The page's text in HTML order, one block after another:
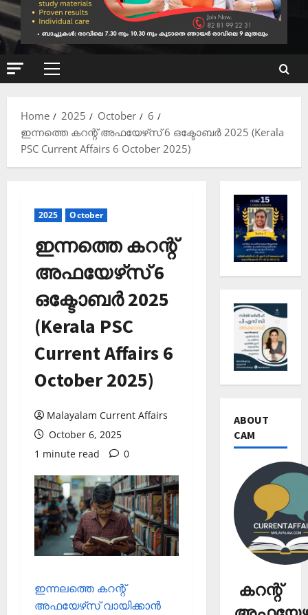
Primary
Home
2025 October
6
ഇന്നത്തെ കറന്റ് അഫയേഴ്‌സ് 6 ഒക്ടോബര്‍ 2025 (Kerala
PSC Current Affairs 6 October 2025)
2025 October
ഇന്നത്തെ കറന്റ്
അഫയേഴ്‌സ് 6
ഒക്ടോബര്‍ 2025
(Kerala PSC
Current Affairs 6
October 2025)
Malayalam Current Affairs
October 6, 2025
1 minute read
0
ഇന്നലത്തെ കറന്റ്
അഫയേഴ്‌സ് വായിക്കാന്‍
ABOUT
CAM
കറന്റ്